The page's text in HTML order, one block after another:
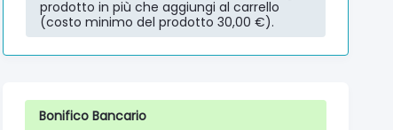
prodotto in più che aggiungi al carrello
(costo minimo del prodotto 30,00 €).
Bonifico Bancario